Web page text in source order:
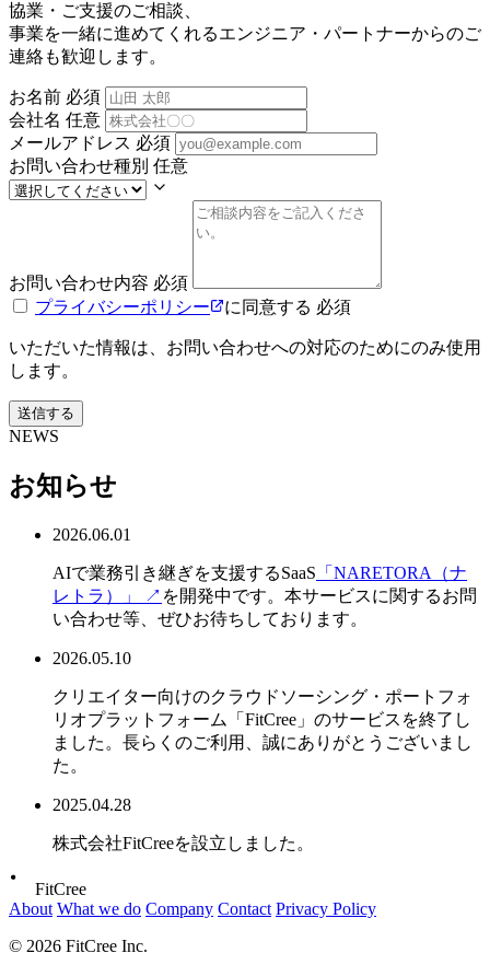
協業・ご支援のご相談、
事業を一緒に進めてくれるエンジニア・パートナーからのご
連絡も歓迎します。
お名前 必須
会社名 任意
メールアドレス 必須
お問い合わせ種別 任意
お問い合わせ内容 必須
プライバシーポリシー
に同意する 必須
いただいた情報は、お問い合わせへの対応のためにのみ使用
します。
送信する
NEWS
お知らせ
2026.06.01
AIで業務引き継ぎを支援するSaaS 「NARETORA（ナ
レトラ）」
↗ を開発中です。本サービスに関するお問
い合わせ等、ぜひお待ちしております。
2026.05.10
クリエイター向けのクラウドソーシング・ポートフォ
リオプラットフォーム「FitCree」のサービスを終了し
ました。長らくのご利用、誠にありがとうございまし
た。
2025.04.28
株式会社FitCreeを設立しました。
FitCree
About What we do Company Contact Privacy Policy
© 2026 FitCree Inc.